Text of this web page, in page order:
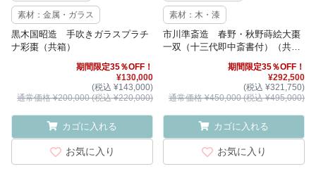
素材：金属・ガラス
黒木国昭造 手吹きガラスプラチ
ナ彩棗（共箱）
期間限定35％OFF！
¥130,000
(税込 ¥143,000)
通常価格 ¥200,000 (税込 ¥220,000)
カゴに入れる
お気に入り
素材：木・漆
市川準斎造 春野・秋野蒔絵大棗
一双（十三代即中斎書付）（共
期間限定35％OFF！
¥292,500
(税込 ¥321,750)
通常価格 ¥450,000 (税込 ¥495,000)
カゴに入れる
お気に入り